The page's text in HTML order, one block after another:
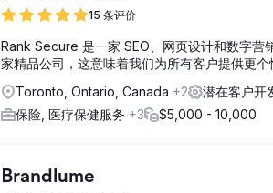
15 条评价
Rank Secure 是一家 SEO、网页设计和数字营
家精品公司，这意味着我们为所有客户提供更
Toronto, Ontario, Canada +2 潜在客户开
保险, 医疗保健服务 +3 $5,000 - 10,000
Brandlume